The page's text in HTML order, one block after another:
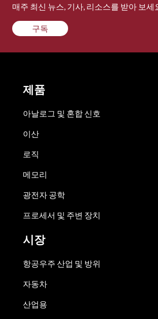
매주 최신 뉴스, 기사, 리소스를 받아 보세
구독
제품
아날로그 및 혼합 신호
이산
로직
메모리
광전자 공학
프로세서 및 주변 장치
시장
항공우주 산업 및 방위
자동차
산업용